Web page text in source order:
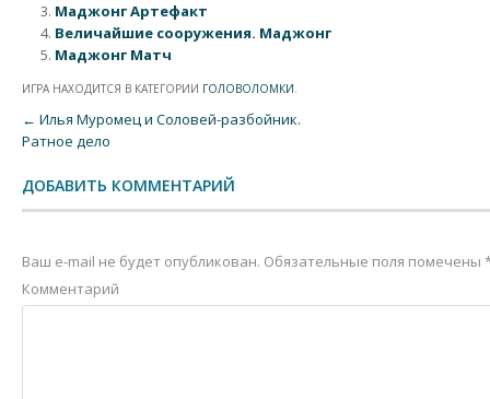
Маджонг Артефакт
Величайшие сооружения. Маджонг
Маджонг Матч
ИГРА НАХОДИТСЯ В КАТЕГОРИИ ГОЛОВОЛОМКИ.
Post navigation
← Илья Муромец и Соловей-разбойник.
Ратное дело
ДОБАВИТЬ КОММЕНТАРИЙ
Ваш e-mail не будет опубликован. Обязательные поля помечены
Комментарий